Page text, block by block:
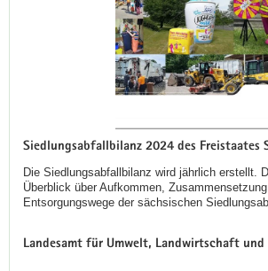
Siedlungsabfallbilanz 2024 des Freistaates
Die Siedlungsabfallbilanz wird jährlich erstellt.
Überblick über Aufkommen,
Entsorgungswege der sächsischen
Landesamt für Umwelt, Landwirtschaft und